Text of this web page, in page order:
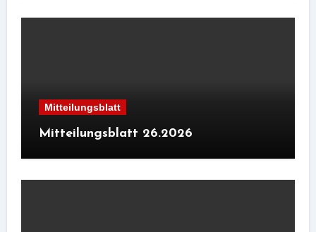
Mitteilungsblatt
Mitteilungsblatt 26.2026